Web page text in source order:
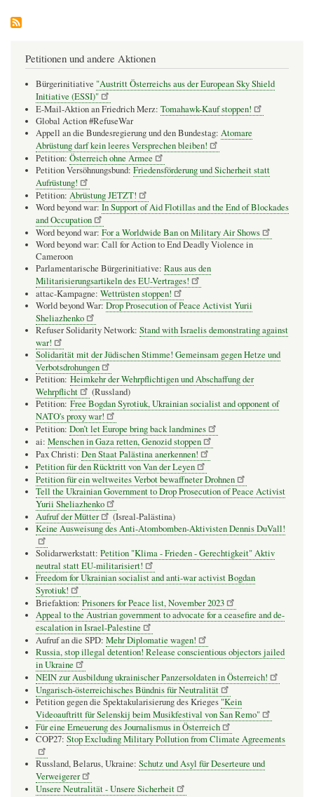
Petitionen und andere Aktionen
Bürgerinitiative "Austritt Österreichs aus der European Sky Shield
Initiative (ESSI)"
E-Mail-Aktion an Friedrich Merz: Tomahawk-Kauf stoppen!
Global Action #RefuseWar
Appell an die Bundesregierung und den Bundestag: Atomare
Abrüstung darf kein leeres Versprechen bleiben!
Petition: Österreich ohne Armee
Petition Versöhnungsbund: Friedensförderung und Sicherheit statt
Aufrüstung!
Petition: Abrüstung JETZT!
Word beyond war: In Support of Aid Flotillas and the End of Blockades
and Occupation
Word beyond war: For a Worldwide Ban on Military Air Shows
Word beyond war: Call for Action to End Deadly Violence in
Cameroon
Parlamentarische Bürgerinitiative: Raus aus den
Militarisierungsartikeln des EU-Vertrages!
attac-Kampagne: Wettrüsten stoppen!
World beyond War: Drop Prosecution of Peace Activist Yurii
Sheliazhenko
Refuser Solidarity Network: Stand with Israelis demonstrating against
war!
Solidarität mit der Jüdischen Stimme! Gemeinsam gegen Hetze und
Verbotsdrohungen
Petition: Heimkehr der Wehrpflichtigen und Abschaffung der
Wehrpflicht
(Russland)
Petition: Free Bogdan Syrotiuk, Ukrainian socialist and opponent of
NATO's proxy war!
Petition: Don’t let Europe bring back landmines
ai: Menschen in Gaza retten, Genozid stoppen
Pax Christi: Den Staat Palästina anerkennen!
Petition für den Rücktritt von Van der Leyen
Petition für ein weltweites Verbot bewaffneter Drohnen
Tell the Ukrainian Government to Drop Prosecution of Peace Activist
Yurii Sheliazhenko
Aufruf der Mütter
(Isreal-Palästina)
Keine Ausweisung des Anti-Atombomben-Aktivisten Dennis DuVall!
Solidarwerkstatt: Petition "Klima - Frieden - Gerechtigkeit" Aktiv
neutral statt EU-militarisiert!
Freedom for Ukrainian socialist and anti-war activist Bogdan
Syrotiuk!
Briefaktion: Prisoners for Peace list, November 2023
Appeal to the Austrian government to advocate for a ceasefire and de-
escalation in Israel-Palestine
Aufruf an die SPD: Mehr Diplomatie wagen!
Russia, stop illegal detention! Release conscientious objectors jailed
in Ukraine
NEIN zur Ausbildung ukrainischer Panzersoldaten in Österreich!
Ungarisch-österreichisches Bündnis für Neutralität
Petition gegen die Spektakularisierung des Krieges "Kein
Videoauftritt für Selenskij beim Musikfestival von San Remo"
Für eine Erneuerung des Journalismus in Österreich
COP27: Stop Excluding Military Pollution from Climate Agreements
Russland, Belarus, Ukraine: Schutz und Asyl für Deserteure und
Verweigerer
Unsere Neutralität - Unsere Sicherheit